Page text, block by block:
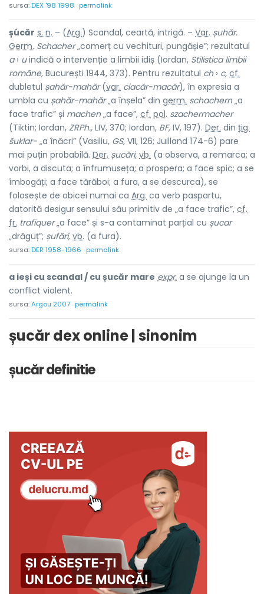
sursa:DEX '98 1998 permalink
șúcăr s. n. – (Arg.) Scandal, ceartă, intrigă. – Var. șuhăr.
Germ. Schacher„comerț cu vechituri, pungășie”; rezultatul
a› uindică o intervenție a limbii idiș (Iordan, Stilistica limbii
române, București 1944, 373). Pentru rezultatul ch› c, cf.
dubletul șahăr-mahăr(var. ciacăr-macăr), în expresia a
umbla cu șahăr-mahăr„a înșela” din germ. schachern„a
face trafic” și machen„a face”, cf. pol. szachermacher
(Tiktin; Iordan, ZRPh., LIV, 370; Iordan, BF, IV, 197). Der. din țig.
šuklar- „a înăcri” (Vasiliu, GS, VII, 126; Juilland 174-6) pare
mai puțin probabilă. Der. șucări, vb. (a observa, a remarca; a
vorbi, a discuta; a înfrumuseța; a prospera; a face spic; a se
îmbogăți; a face tărăboi; a fura, a se descurca), se
folosește de obicei numai ca Arg. ca verb paspartu,
datorită desigur sensului său primitiv de „a face trafic”, cf.
fr. trafiquer„a face” și s-a contaminat parțial cu șucar
„drăguț”; șufări, vb. (a fura).
sursa:DER 1958-1966 permalink
a ieși cu scandal / cu șucăr mare expr. a se ajunge la un
conflict violent.
sursa:Argou 2007 permalink
șucăr dex online | sinonim
șucăr definitie